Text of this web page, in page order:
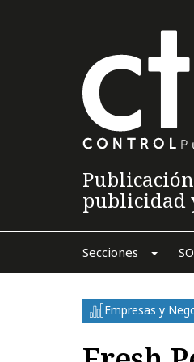
publicidad
Secciones
Empresas y